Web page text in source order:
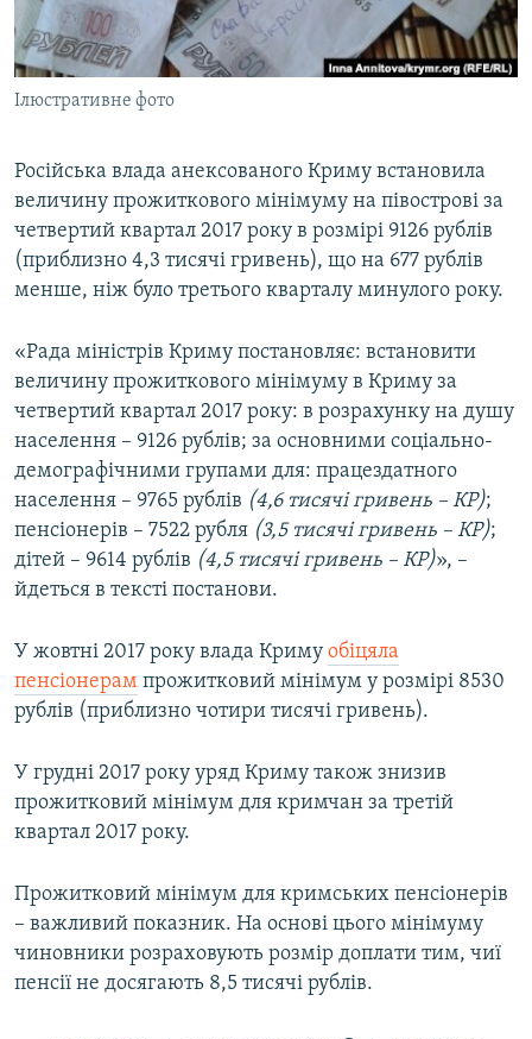
ВІДЕОУРОКИ «ELIFBE»
СВІДЧЕННЯ ОКУПАЦІЇ
УКРАЇНСЬКА ПРОБЛЕМА КРИМУ
Русский
Qırımtatar
Усі сайти RFE/RL
Ілюстративне фото
Російська влада анексованого Криму встановила
величину прожиткового мінімуму на півострові за
четвертий квартал 2017 року в розмірі 9126 рублів
(приблизно 4,3 тисячі гривень), що на 677 рублів
менше, ніж було третього кварталу минулого року.
«Рада міністрів Криму постановляє: встановити
величину прожиткового мінімуму в Криму за
четвертий квартал 2017 року: в розрахунку на душу
населення – 9126 рублів; за основними соціально-
демографічними групами для: працездатного
населення – 9765 рублів (4,6 тисячі гривень – КР);
пенсіонерів – 7522 рубля (3,5 тисячі гривень – КР);
дітей – 9614 рублів (4,5 тисячі гривень – КР)», –
йдеться в тексті постанови.
У жовтні 2017 року влада Криму обіцяла
пенсіонерам прожитковий мінімум у розмірі 8530
рублів (приблизно чотири тисячі гривень).
У грудні 2017 року уряд Криму також знизив
прожитковий мінімум для кримчан за третій
квартал 2017 року.
Прожитковий мінімум для кримських пенсіонерів
– важливий показник. На основі цього мінімуму
чиновники розраховують розмір доплати тим, чиї
пенсії не досягають 8,5 тисячі рублів.